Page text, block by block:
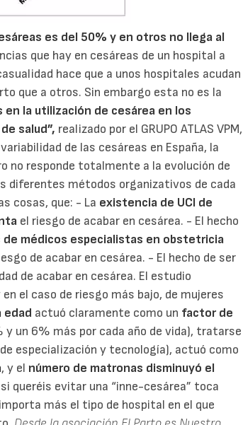
es del 50% y en otros no llega al
que hay en cesáreas de un hospital a
hace que a unos hospitales acudan
que a otros. Sin embargo esta no es la
en la utilización de cesárea en los
salud”, realizado por el GRUPO ATLAS VPM,
de las cesáreas en España, la
no responde totalmente a la evolución de
diferentes métodos organizativos de cada
cosas, que: - La existencia de UCI de
el riesgo de acabar en cesárea. - El hecho
de médicos especialistas en obstetricia
de acabar en cesárea. - El hecho de ser
de acabar en cesárea. El estudio
el caso de riesgo más bajo, de mujeres
edad actuó claramente como un factor de
y un 6% más por cada año de vida), tratarse
especialización y tecnología), actuó como
, y el número de matronas disminuyó el
queréis evitar una “inne-cesárea” toca
más el tipo de hospital en el que